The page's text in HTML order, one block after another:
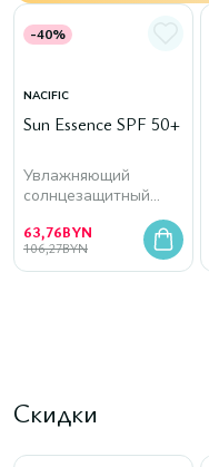
-40%
NACIFIC
Sun Essence SPF 50+
Увлажняющий
солнцезащитный
63,76BYN
106,27BYN
Скидки